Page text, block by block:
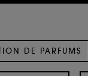
DE PARFUMS